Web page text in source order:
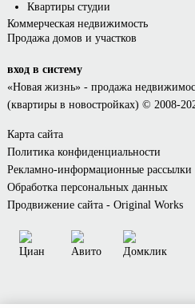
Квартиры студии
Коммерческая недвижимость
Продажа домов и участков
вход в систему
«Новая жизнь»- продажа
(квартиры в новостройках) © 2008-
Карта сайта
Политика конфиденциальности
Рекламно-информационные рассылки
Обработка персональных данных
Продвижение сайта - Original Works